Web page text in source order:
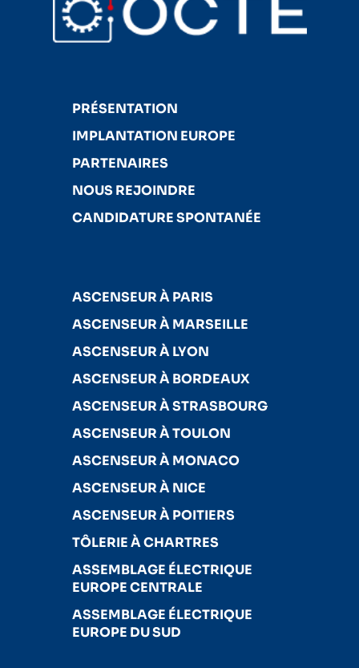
PRÉSENTATION
IMPLANTATION EUROPE
PARTENAIRES
NOUS REJOINDRE
CANDIDATURE SPONTANÉE
ASCENSEUR À PARIS
ASCENSEUR À MARSEILLE
ASCENSEUR À LYON
ASCENSEUR À BORDEAUX
ASCENSEUR À STRASBOURG
ASCENSEUR À TOULON
ASCENSEUR À MONACO
ASCENSEUR À NICE
ASCENSEUR À POITIERS
TÔLERIE À CHARTRES
ASSEMBLAGE ÉLECTRIQUE
EUROPE CENTRALE
ASSEMBLAGE ÉLECTRIQUE
EUROPE DU SUD